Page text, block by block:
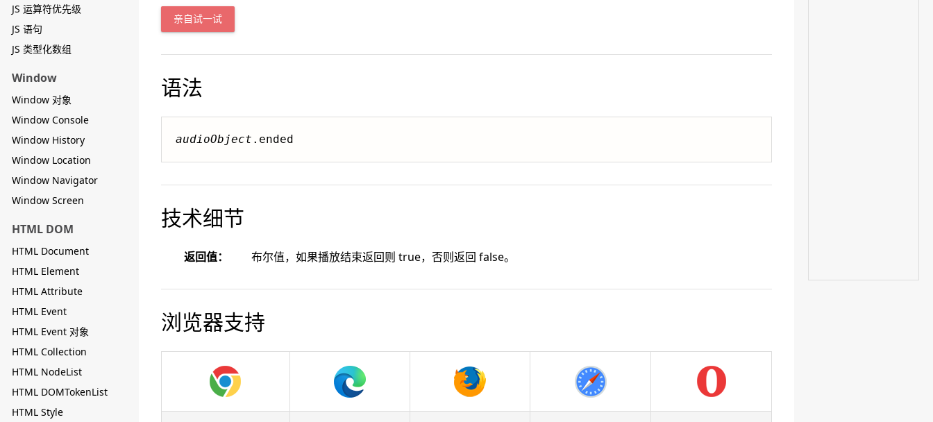
JS 运算符优先级
JS 语句
JS 类型化数组
Window
Window 对象
Window Console
Window History
Window Location
Window Navigator
Window Screen
HTML DOM
HTML Document
HTML Element
HTML Attribute
HTML Event
HTML Event 对象
HTML Collection
HTML NodeList
HTML DOMTokenList
HTML Style
亲自试一试
语法
audioObject .ended
技术细节
返回值： 布尔值，如果播放结束返回则 true，否则返回 false。
浏览器支持